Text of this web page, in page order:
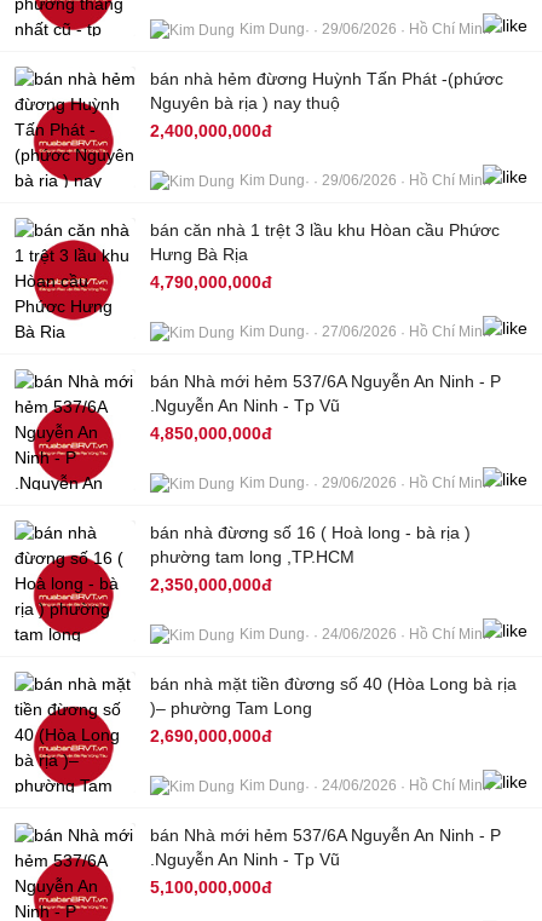
2
Kim Dung 29/06/2026 Hồ Chí Minh
6
bán nhà hẻm đừơng Huỳnh Tấn Phát -(phứơc
Nguyên bà rịa ) nay thuộ
2,400,000,000đ
Kim Dung 29/06/2026 Hồ Chí Minh
bán căn nhà 1 trệt 3 lầu khu Hòan cầu Phứơc
Hưng Bà Rịa
4,790,000,000đ
Kim Dung 27/06/2026 Hồ Chí Minh
4
bán Nhà mới hẻm 537/6A Nguyễn An Ninh - P
.Nguyễn An Ninh - Tp Vũ
4,850,000,000đ
Kim Dung 29/06/2026 Hồ Chí Minh
5
bán nhà đừơng số 16 ( Hoà long - bà rịa )
phường tam long ,TP.HCM
2,350,000,000đ
Kim Dung 24/06/2026 Hồ Chí Minh
2
bán nhà mặt tiền đừơng số 40 (Hòa Long bà rịa
)– phường Tam Long
2,690,000,000đ
Kim Dung 24/06/2026 Hồ Chí Minh
bán Nhà mới hẻm 537/6A Nguyễn An Ninh - P
.Nguyễn An Ninh - Tp Vũ
5,100,000,000đ